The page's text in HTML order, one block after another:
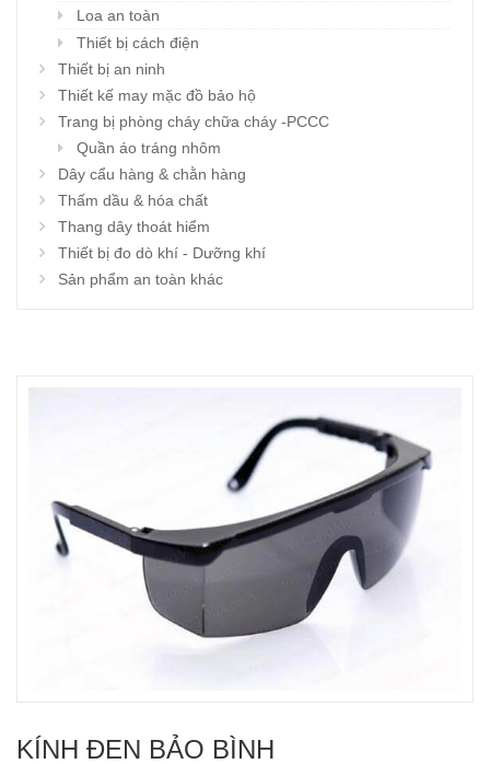
Loa an toàn
Thiết bị cách điện
Thiết bị an ninh
Thiết kế may mặc đồ bảo hộ
Trang bị phòng cháy chữa cháy -PCCC
Quần áo tráng nhôm
Dây cẩu hàng & chằn hàng
Thấm dầu & hóa chất
Thang dây thoát hiểm
Thiết bị đo dò khí - Dưỡng khí
Sản phẩm an toàn khác
KÍNH ĐEN BẢO BÌNH